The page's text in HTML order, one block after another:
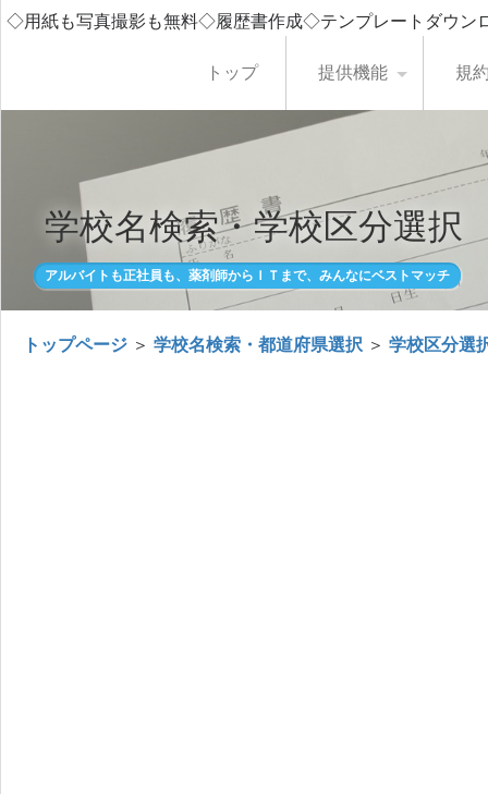
◇用紙も写真撮影も無料◇履歴書作成◇テンプレートダウ
トップ 提供機能 規
学校名検索・学校区分選択
アルバイトも正社員も、薬剤師からＩＴまで、みんなにベストマッチ
トップページ ＞ 学校名検索・都道府県選択 ＞ 学校区分選